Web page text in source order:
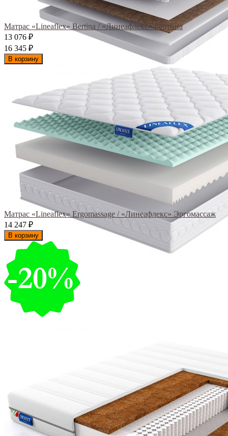
Матрас «Lineaflex» Bertina / «Линеафлекс» Бертина
13 076 ₽
16 345 ₽
В корзину
Матрас «Lineaflex» Ergomassage / «Линеафлекс» Эргомассаж
14 247 ₽
В корзину